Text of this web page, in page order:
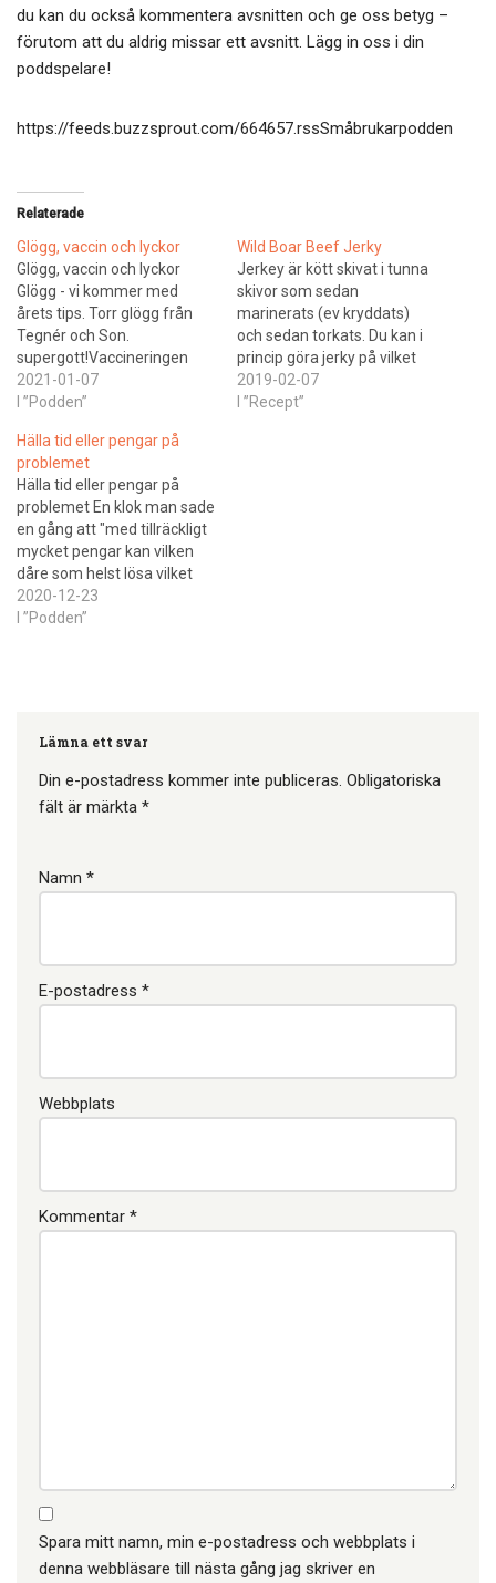
du kan du också kommentera avsnitten och ge oss betyg –
förutom att du aldrig missar ett avsnitt. Lägg in oss i din
poddspelare!
https://feeds.buzzsprout.com/664657.rssSmåbrukarpodden
Relaterade
Glögg, vaccin och lyckor
Glögg, vaccin och lyckor
Glögg - vi kommer med
årets tips. Torr glögg från
Tegnér och Son.
supergott!Vaccineringen
lägger vi en hel del tid på
med vilket lag du egentligen
få ändra åsikt. Lyckor är en
fin tradition. Du smälter tenn
och häller det…
2021-01-07
I ”Podden”
Wild Boar Beef Jerky
Jerkey är kött skivat i tunna
skivor som sedan
marinerats (ev kryddats)
och sedan torkats. Du kan i
princip göra jerky på vilket
kött som helst men tänk på
att bakdelskött har mindre
2019-02-07
I ”Recept”
Hälla tid eller pengar på
problemet
Hälla tid eller pengar på
problemet En klok man sade
en gång att "med tillräckligt
mycket pengar kan vilken
dåre som helst lösa vilket
problem som helst".Det
ligger en hel del i det. För de
2020-12-23
I ”Podden”
Lämna ett svar
Din e-postadress kommer inte publiceras. Obligatoriska
fält är märkta *
Namn *
E-postadress *
Webbplats
Kommentar *
Spara mitt namn, min e-postadress och webbplats i
denna webbläsare till nästa gång jag skriver en